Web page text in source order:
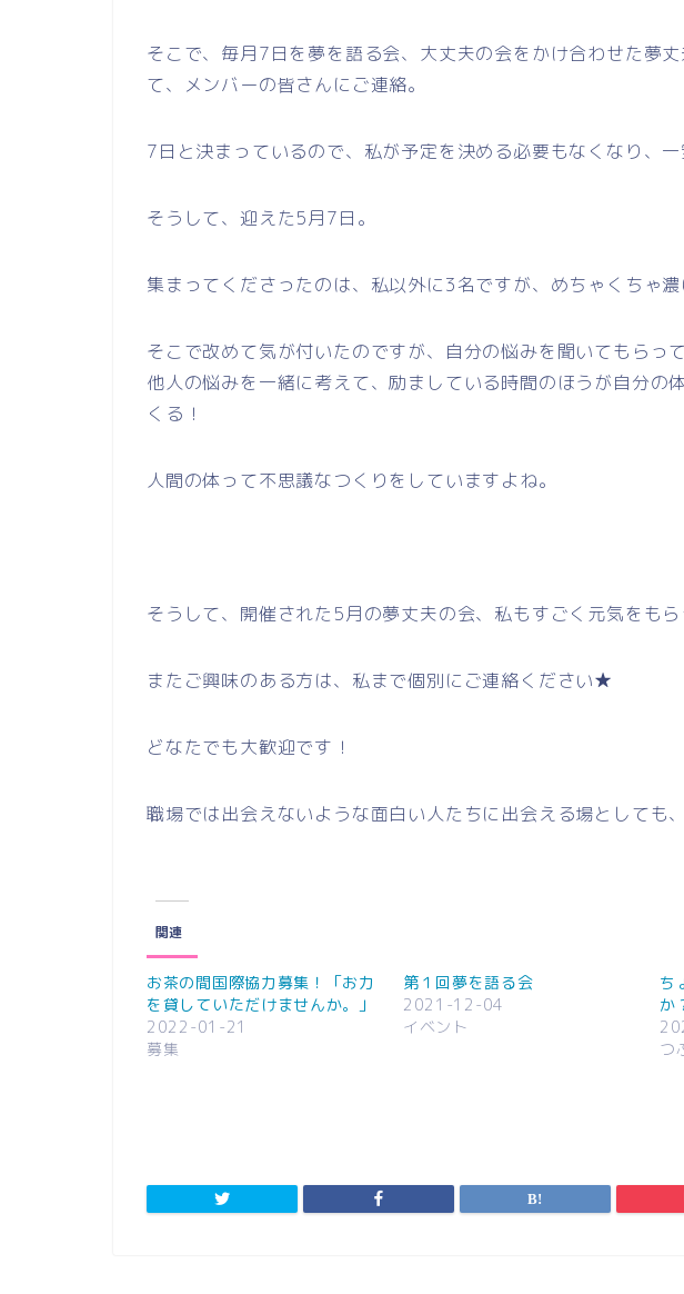
そこで、毎月7日を夢を語る会、大丈夫の会をかけ合わせた夢
て、メンバーの皆さんにご連絡。
7日と決まっているので、私が予定を決める必要もなくなり、一
そうして、迎えた5月7日。
集まってくださったのは、私以外に3名ですが、めちゃくちゃ濃
そこで改めて気が付いたのですが、自分の悩みを聞いてもらっ
他人の悩みを一緒に考えて、励ましている時間のほうが自分の
くる！
人間の体って不思議なつくりをしていますよね。
そうして、開催された5月の夢丈夫の会、私もすごく元気をもら
またご興味のある方は、私まで個別にご連絡ください★
どなたでも大歓迎です！
職場では出会えないような面白い人たちに出会える場としても
関連
お茶の間国際協力募集！「お力
を貸していただけませんか。」
2022-01-21
募集
第１回夢を語る会
2021-12-04
イベント
ち
か
つ